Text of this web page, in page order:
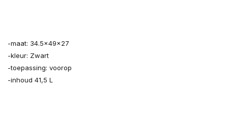
-maat: 34.5x49x27
-kleur: Zwart
-toepassing: voorop
-inhoud 41,5 L